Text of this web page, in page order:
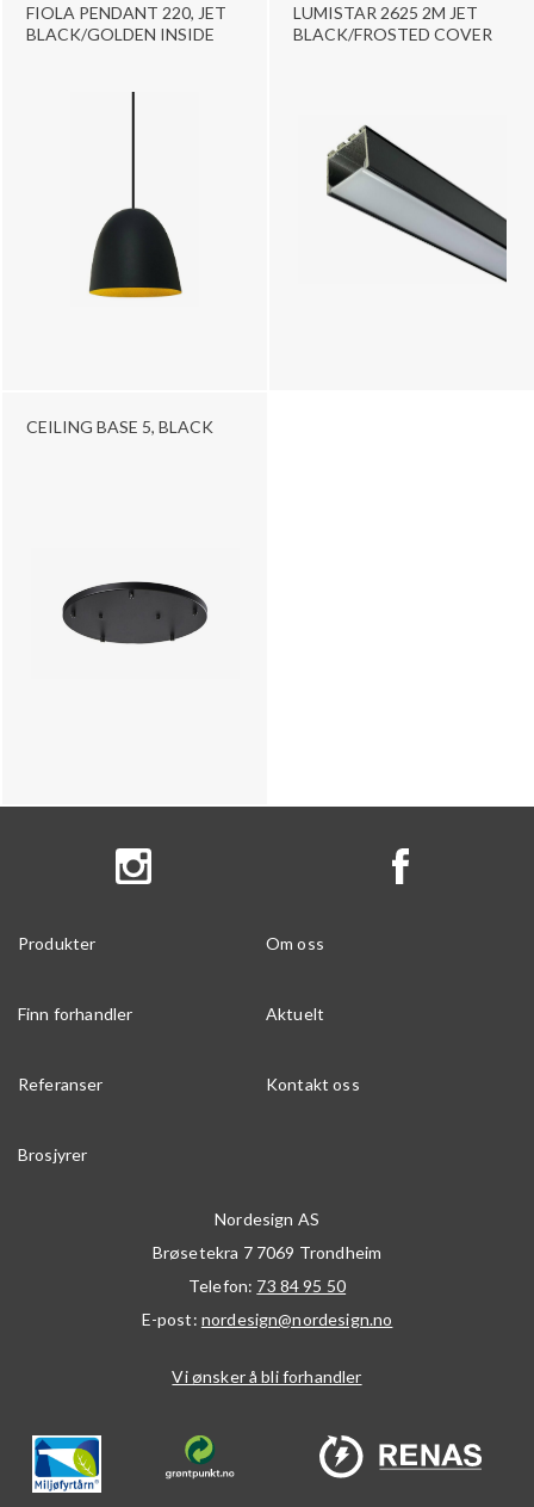
FIOLA PENDANT 220, JET
BLACK/GOLDEN INSIDE
LUMISTAR 2625 2M JET
BLACK/FROSTED COVER
CEILING BASE 5, BLACK
Produkter Om oss
Finn forhandler Aktuelt
Referanser Kontakt oss
Brosjyrer
Nordesign AS
Brøsetekra 7 7069 Trondheim
Telefon: 73 84 95 50
E-post: nordesign@nordesign.no
Vi ønsker å bli forhandler